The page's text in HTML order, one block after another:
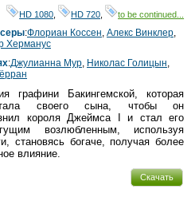
HD 1080 HD 720 to be continued...
:Флориан Коссен, Алекс Винклер,
Херманус
:Джулианна Мур, Николас Голицын,
графини Бакингемской, которая
своего сына, чтобы он
короля Джеймса I и стал его
возлюбленным, используя
становясь богаче, получая более
влияние.
Скачать